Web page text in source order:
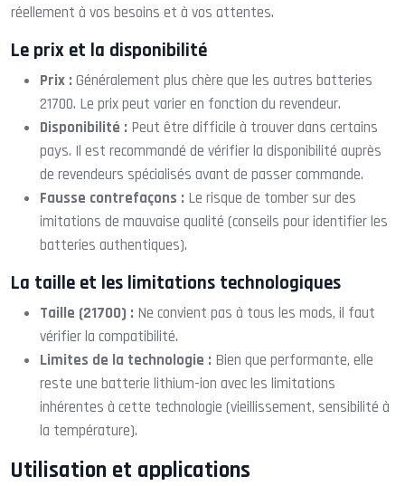
réellement à vos besoins et à vos attentes.
Le prix et la disponibilité
Prix : Généralement plus chère que les autres batteries
21700. Le prix peut varier en fonction du revendeur.
Disponibilité : Peut être difficile à trouver dans certains
pays. Il est recommandé de vérifier la disponibilité auprès
de revendeurs spécialisés avant de passer commande.
Fausse contrefaçons : Le risque de tomber sur des
imitations de mauvaise qualité (conseils pour identifier les
batteries authentiques).
La taille et les limitations technologiques
Taille (21700) : Ne convient pas à tous les mods, il faut
vérifier la compatibilité.
Limites de la technologie : Bien que performante, elle
reste une batterie lithium-ion avec les limitations
inhérentes à cette technologie (vieillissement, sensibilité à
la température).
Utilisation et applications